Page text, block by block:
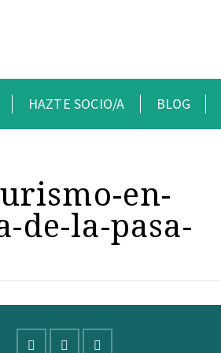
HAZTE SOCIO/A BLOG
en-
de-la-pasa-